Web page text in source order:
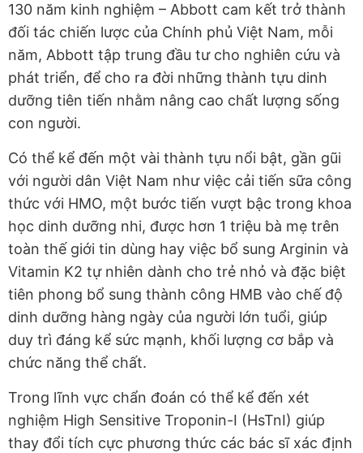
130 năm kinh nghiệm – Abbott cam kết trở thành
đối tác chiến lược của Chính phủ Việt Nam, mỗi
năm, Abbott tập trung đầu tư cho nghiên cứu và
phát triển, để cho ra đời những thành tựu dinh
dưỡng tiên tiến nhằm nâng cao chất lượng sống
con người.
Có thể kể đến một vài thành tựu nổi bật, gần gũi
với người dân Việt Nam như việc cải tiến sữa công
thức với HMO, một bước tiến vượt bậc trong khoa
học dinh dưỡng nhi, được hơn 1 triệu bà mẹ trên
toàn thế giới tin dùng hay việc bổ sung Arginin và
Vitamin K2 tự nhiên dành cho trẻ nhỏ và đặc biệt
tiên phong bổ sung thành công HMB vào chế độ
dinh dưỡng hàng ngày của người lớn tuổi, giúp
duy trì đáng kể sức mạnh, khối lượng cơ bắp và
chức năng thể chất.
Trong lĩnh vực chẩn đoán có thể kể đến xét
nghiệm High Sensitive Troponin-I (HsTnI) giúp
thay đổi tích cực phương thức các bác sĩ xác định